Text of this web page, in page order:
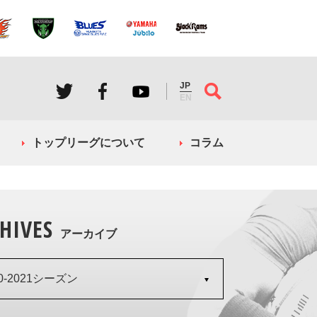
JP
EN
トップリーグについて コラム
アーカイブ
2021シーズン